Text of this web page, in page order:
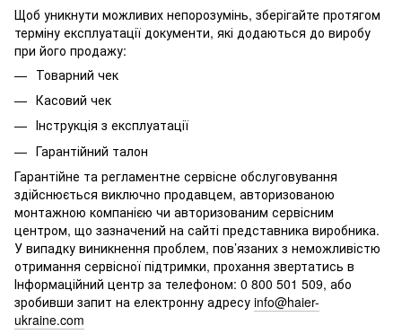
Щоб уникнути можливих непорозумінь, зберігайте протягом
терміну експлуатації документи, які додаються до виробу
при його продажу:
Товарний чек
Касовий чек
Інструкція з експлуатації
Гарантійний талон
Гарантійне та регламентне сервісне обслуговування
здійснюється виключно продавцем, авторизованою
монтажною компанією чи авторизованим сервісним
центром, що зазначений на сайті представника виробника.
У випадку виникнення проблем, пов’язаних з неможливістю
отримання сервісної підтримки, прохання звертатись в
Інформаційний центр за телефоном: 0 800 501 509, або
зробивши запит на електронну адресу info@haier-
ukraine.com